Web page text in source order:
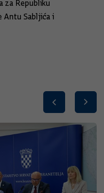
za Republiku
Antu Sabljića i